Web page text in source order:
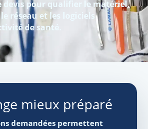
devis pour qualifier le matériel,
réseau et les logiciels
de santé.
mieux préparé
demandées permettent